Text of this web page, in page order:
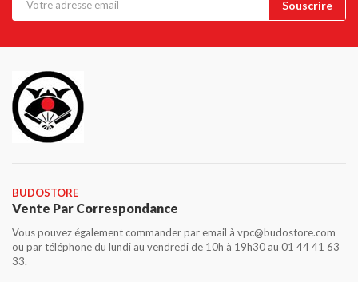
BUDOSTORE
Vente Par Correspondance
Vous pouvez également commander par email à vpc@budostore.com
ou par téléphone du lundi au vendredi de 10h à 19h30 au 01 44 41 63
33.